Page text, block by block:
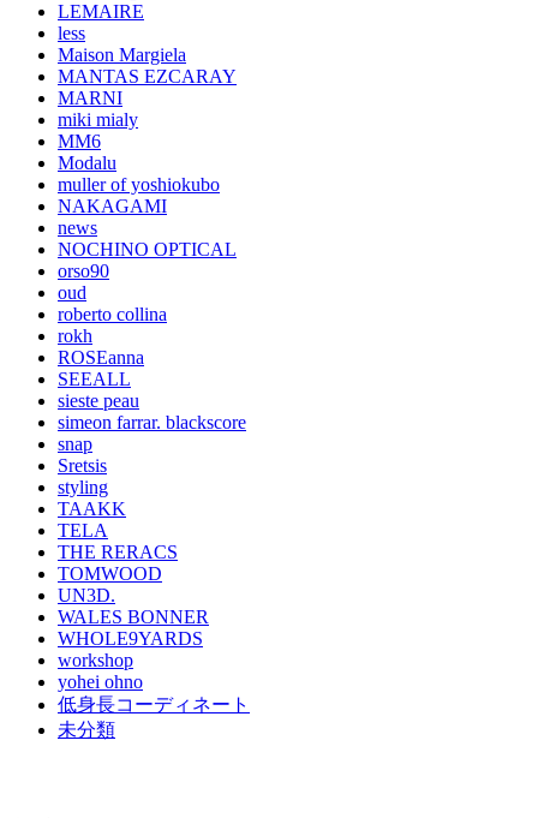
LEMAIRE
less
Maison Margiela
MANTAS EZCARAY
MARNI
miki mialy
MM6
Modalu
muller of yoshiokubo
NAKAGAMI
news
NOCHINO OPTICAL
orso90
oud
roberto collina
rokh
ROSEanna
SEEALL
sieste peau
simeon farrar. blackscore
snap
Sretsis
styling
TAAKK
TELA
THE RERACS
TOMWOOD
UN3D.
WALES BONNER
WHOLE9YARDS
workshop
yohei ohno
低身長コーディネート
未分類